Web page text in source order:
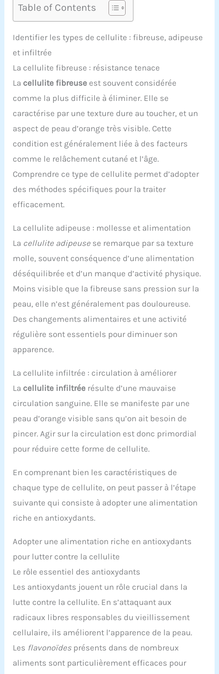
Table of Contents
Identifier les types de cellulite : fibreuse, adipeuse
et infiltrée
La cellulite fibreuse : résistance tenace
La cellulite fibreuse est souvent considérée
comme la plus difficile à éliminer. Elle se
caractérise par une texture dure au toucher, et un
aspect de peau d’orange très visible. Cette
condition est généralement liée à des facteurs
comme le relâchement cutané et l’âge.
Comprendre ce type de cellulite permet d’adopter
des méthodes spécifiques pour la traiter
efficacement.
La cellulite adipeuse : mollesse et alimentation
La cellulite adipeuse se remarque par sa texture
molle, souvent conséquence d’une alimentation
déséquilibrée et d’un manque d’activité physique.
Moins visible que la fibreuse sans pression sur la
peau, elle n’est généralement pas douloureuse.
Des changements alimentaires et une activité
régulière sont essentiels pour diminuer son
apparence.
La cellulite infiltrée : circulation à améliorer
La cellulite infiltrée résulte d’une mauvaise
circulation sanguine. Elle se manifeste par une
peau d’orange visible sans qu’on ait besoin de
pincer. Agir sur la circulation est donc primordial
pour réduire cette forme de cellulite.
En comprenant bien les caractéristiques de
chaque type de cellulite, on peut passer à l’étape
suivante qui consiste à adopter une alimentation
riche en antioxydants.
Adopter une alimentation riche en antioxydants
pour lutter contre la cellulite
Le rôle essentiel des antioxydants
Les antioxydants jouent un rôle crucial dans la
lutte contre la cellulite. En s’attaquant aux
radicaux libres responsables du vieillissement
cellulaire, ils améliorent l’apparence de la peau.
Les flavonoïdes présents dans de nombreux
aliments sont particulièrement efficaces pour